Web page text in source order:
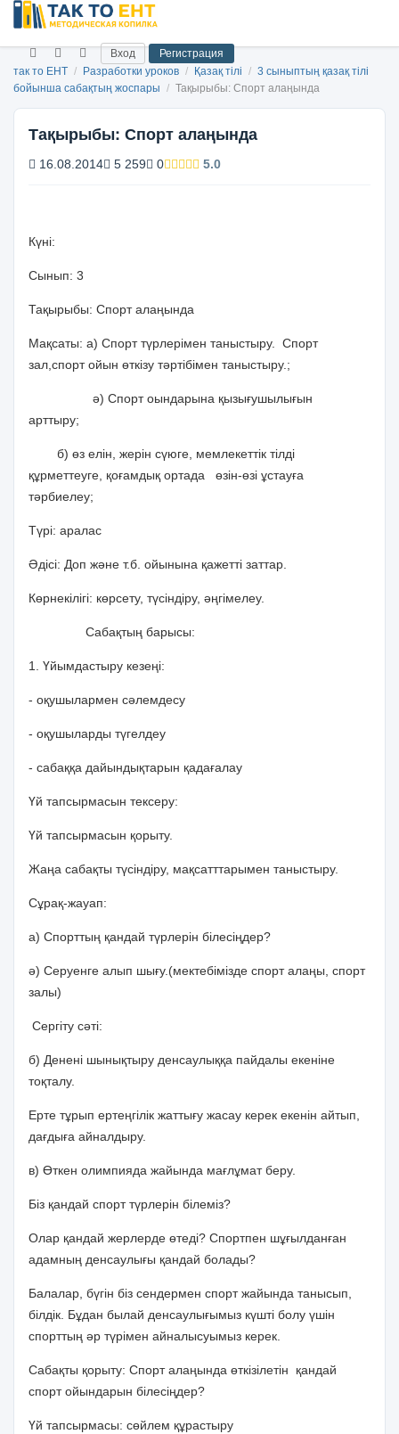
Вход
Регистрация
так то ЕНТ / Разработки уроков / Қазақ тілі / 3 сыныптың қазақ тілі
бойынша сабақтың жоспары / Тақырыбы: Спорт алаңында
Тақырыбы: Спорт алаңында
16.08.2014 5 259 0 5.0
Күні:
Сынып: 3
Тақырыбы: Спорт алаңында
Мақсаты: а) Спорт түрлерімен таныстыру. Спорт
зал,спорт ойын өткізу тәртібімен таныстыру.;
ә) Спорт оындарына қызығушылығын
арттыру;
б) өз елін, жерін сүюге, мемлекеттік тілді
құрметтеуге, қоғамдық ортада өзін-өзі ұстауға
тәрбиелеу;
Түрі: аралас
Әдісі: Доп және т.б. ойынына қажетті заттар.
Көрнекілігі: көрсету, түсіндіру, әңгімелеу.
Сабақтың барысы:
1. Үйымдастыру кезеңі:
- оқушылармен сәлемдесу
- оқушыларды түгелдеу
- сабаққа дайындықтарын қадағалау
Үй тапсырмасын тексеру:
Үй тапсырмасын қорыту.
Жаңа сабақты түсіндіру, мақсатттарымен таныстыру.
Сұрақ-жауап:
а) Спорттың қандай түрлерін білесіңдер?
ә) Серуенге алып шығу.(мектебімізде спорт алаңы, спорт
залы)
Сергіту сәті:
б) Денені шынықтыру денсаулыққа пайдалы екеніне
тоқталу.
Ерте тұрып ертеңгілік жаттығу жасау керек екенін айтып,
дағдыға айналдыру.
в) Өткен олимпияда жайында мағлұмат беру.
Біз қандай спорт түрлерін білеміз?
Олар қандай жерлерде өтеді? Спортпен шұғылданған
адамның денсаулығы қандай болады?
Балалар, бүгін біз сендермен спорт жайында танысып,
білдік. Бұдан былай денсаулығымыз күшті болу үшін
спорттың әр түрімен айналысуымыз керек.
Сабақты қорыту: Спорт алаңында өткізілетін қандай
спорт ойындарын білесіңдер?
Үй тапсырмасы: сөйлем құрастыру